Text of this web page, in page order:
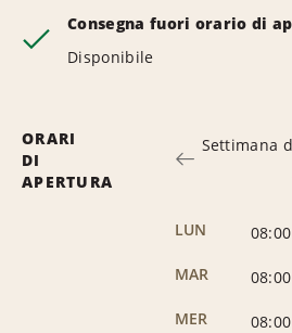
Consegna fuori orario di
Disponibile
ORARI
DI
APERTURA
Settimana
LUN 08:00
MAR
08:00
MER
08:00